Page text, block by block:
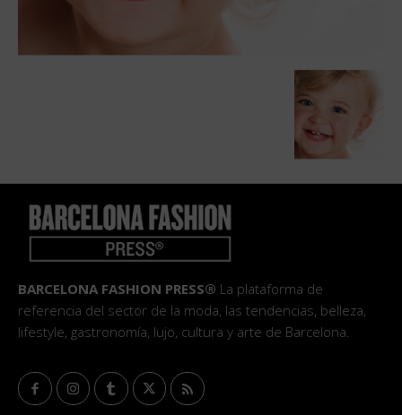
BARCELONA FASHION PRESS® La plataforma de
referencia del sector de la moda, las tendencias, belleza,
lifestyle, gastronomía, lujo, cultura y arte de Barcelona.